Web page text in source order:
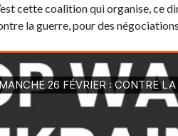
cette coalition qui organise, ce
la guerre, pour des